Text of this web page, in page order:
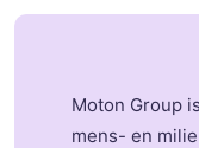
Moton Group
mens- en